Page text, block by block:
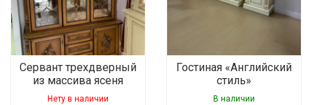
Сервант трехдверный
из массива ясеня
Нету в наличии
Гостиная «Английский
стиль»
В наличии